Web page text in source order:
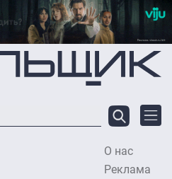
О нас
Реклама